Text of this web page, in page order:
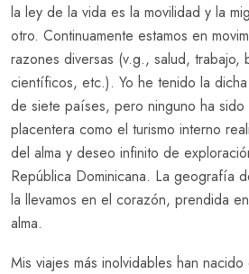
la ley de la vida es la movilidad y la
otro. Continuamente estamos en
razones diversas (v.g., salud, trabajo,
científicos, etc.). Yo he tenido la
de siete países, pero ninguno ha sido
placentera como el turismo interno
del alma y deseo infinito de
República Dominicana. La geografía
la llevamos en el corazón, prendida
alma.
Mis viajes más inolvidables han